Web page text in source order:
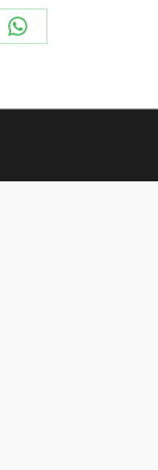
Partager
WhatsApp